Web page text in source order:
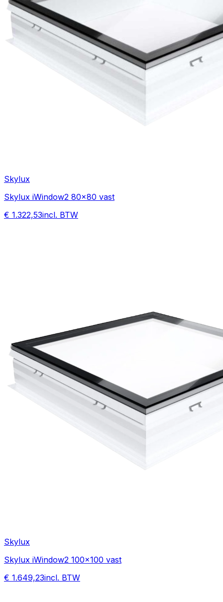
Skylux
Skylux iWindow2 80x80 vast
€ 1.322,53incl. BTW
Skylux
Skylux iWindow2 100x100 vast
€ 1.649,23incl. BTW